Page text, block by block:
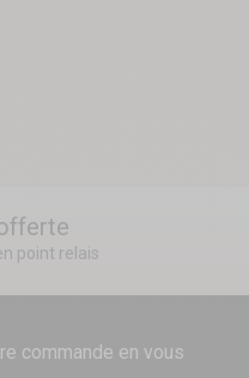
point relais
commande en vous